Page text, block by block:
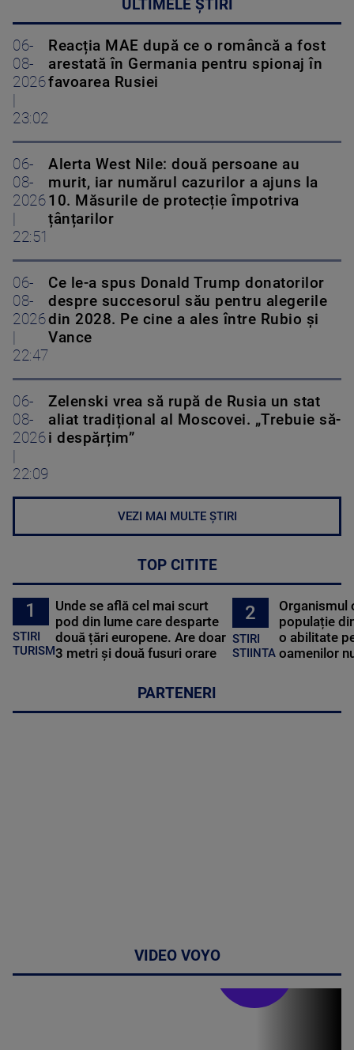
ULTIMELE ȘTIRI
06-
08-
2026
23:02
Reacția MAE după ce o româncă a fost
arestată în Germania pentru spionaj în
favoarea Rusiei
06-
08-
2026
22:51
Alerta West Nile: două persoane au
murit, iar numărul cazurilor a ajuns la
10. Măsurile de protecție împotriva
țânțarilor
06-
08-
2026
22:47
Ce le-a spus Donald Trump donatorilor
despre succesorul său pentru alegerile
din 2028. Pe cine a ales între Rubio și
Vance
06-
08-
2026
22:09
Zelenski vrea să rupă de Rusia un stat
aliat tradițional al Moscovei. „Trebuie să-
i despărțim”
VEZI MAI MULTE ȘTIRI
TOP CITITE
1
STIRI
TURISM
Unde se află cel mai scurt
pod din lume care desparte
două țări europene. Are doar
3 metri și două fusuri orare
2
STIRI
STIINTA
Organismul
populație
o abilitate
oamenilor
PARTENERI
VIDEO VOYO